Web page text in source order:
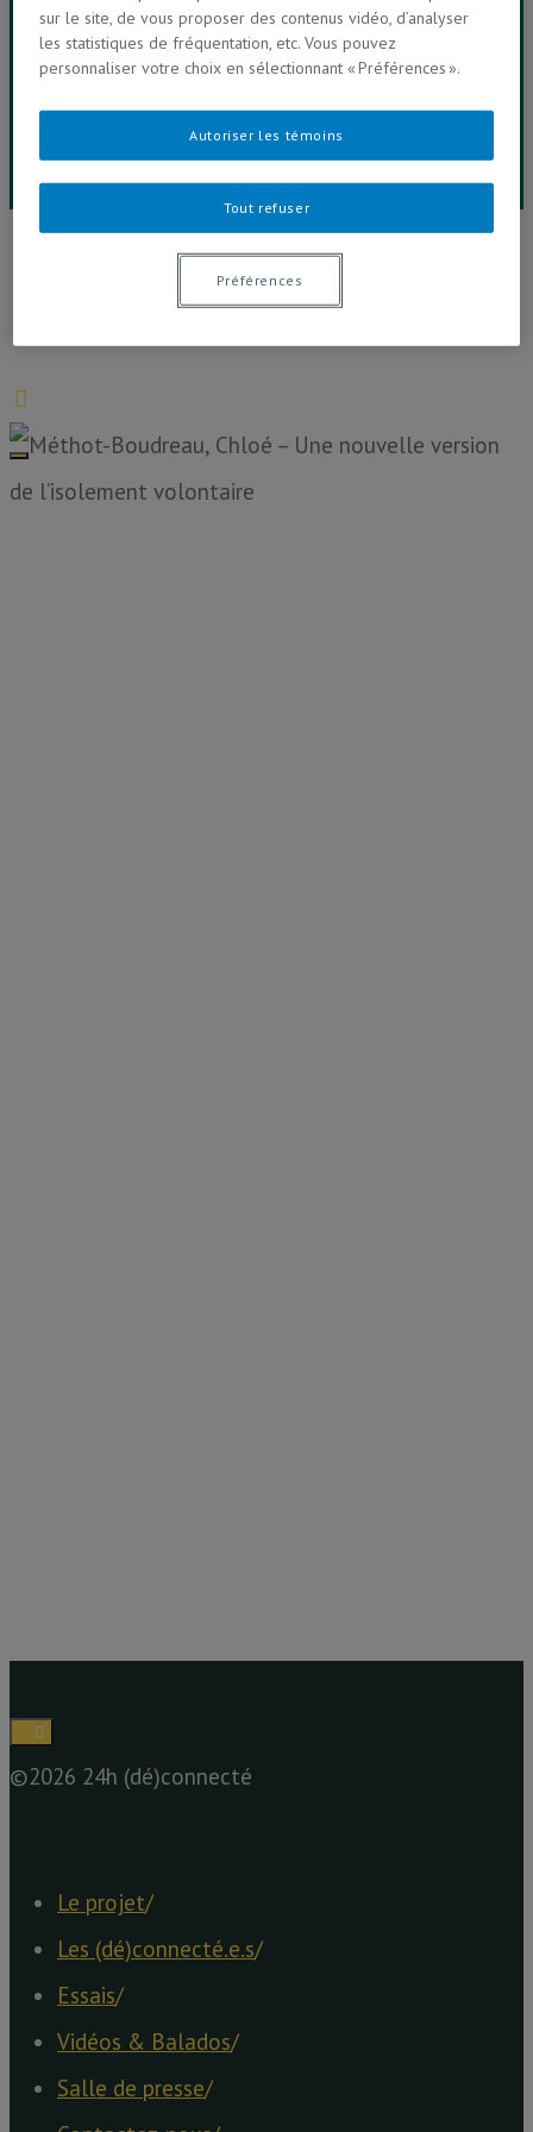
Vidéos & Balados
Salle de presse
Contactez-nous
24h (dé)connecté
Plus de 100 personnes étudiant à la Faculté de
des médias électroniques et réseaux
socionumériques et racontent ici leur expérience...
©2026 24h (dé)connecté
Le projet/
Les (dé)connecté.e.s/
Essais/
Vidéos & Balados/
Salle de presse/
sur le site, de vous proposer des contenus vidéo, d’analyser
les statistiques de fréquentation, etc. Vous pouvez
personnaliser votre choix en sélectionnant « Préférences ».
Tout refuser
Autoriser les témoins
Préférences